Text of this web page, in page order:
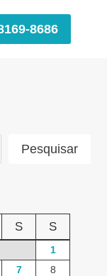
8686
Pesquisar
S S
1
7
8